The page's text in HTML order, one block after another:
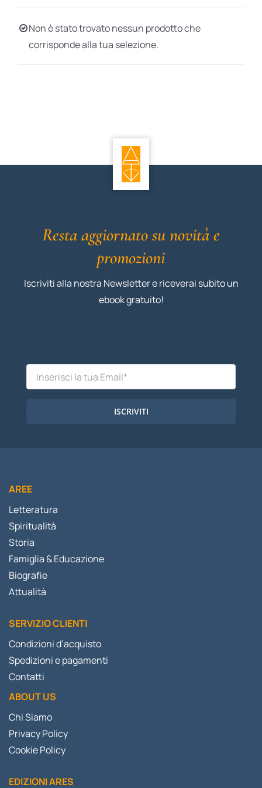
BIOGRAFIE
ATTUALITÀ
Non è stato trovato nessun prodotto che
corrisponde alla tua selezione.
Resta aggiornato su novità e
promozioni
Iscriviti alla nostra Newsletter e riceverai subito un
ebook gratuito!
ISCRIVITI
AREE
Letteratura
Spiritualità
Storia
Famiglia & Educazione
Biografie
Attualità
SERVIZIO CLIENTI
Condizioni d’acquisto
Spedizioni e pagamenti
Contatti
ABOUT US
Chi Siamo
Privacy Policy
Cookie Policy
EDIZIONI ARES